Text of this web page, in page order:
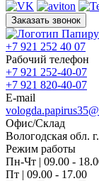
Заказать звонок
+7 921 252 40 07
Рабочий телефон
+7 921 252-40-07
+7 921 820-40-07
E-mail
Офис/Склад
Вологодская обл.
Режим работы
Пн-Чт | 09.00 -
Пт | 09.00 - 17.00